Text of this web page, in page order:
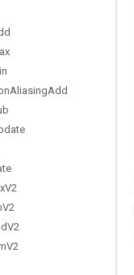
AliasingAdd
V2
V2
V2
V2